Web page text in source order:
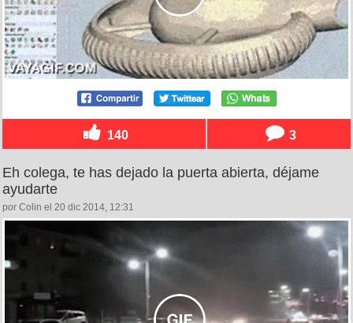
140 3
Eh colega, te has dejado la puerta abierta, déjame
ayudarte
por Colin el 20 dic 2014, 12:31